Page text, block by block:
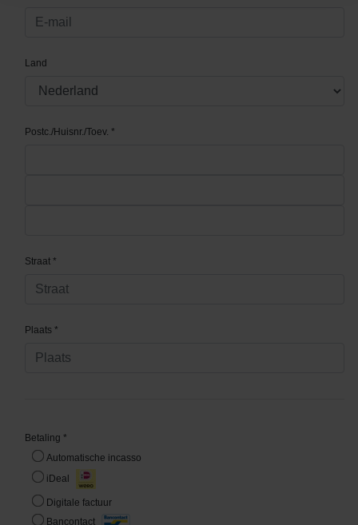
informatie over uw gebruik van onze site met onze
partners kunnen deze gegevens combineren met andere
verzameld op basis van uw gebruik van hun services. U
gebruiken.